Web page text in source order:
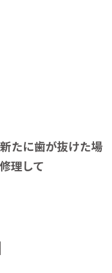
たに歯が抜けた場
理して